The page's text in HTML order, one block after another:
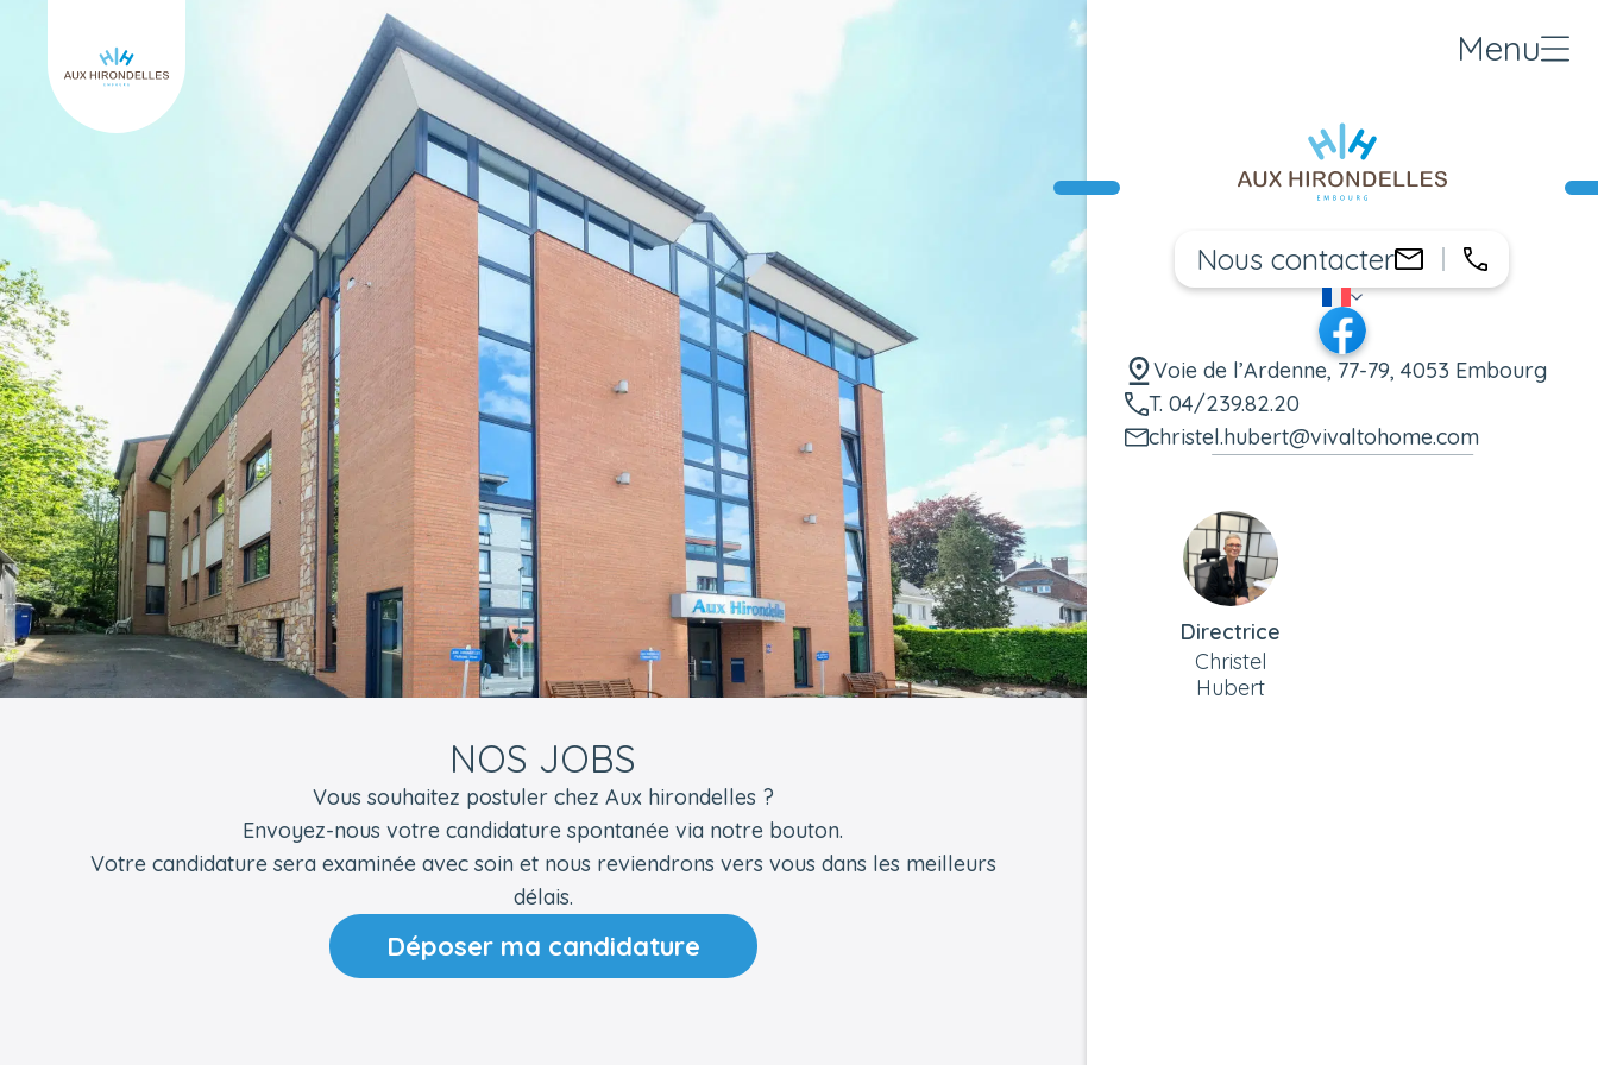
Retourner à l'accueil de Aux hirondelles
Menu
NOS JOBS
Vous souhaitez postuler chez Aux hirondelles ?
Envoyez-nous votre candidature spontanée via notre bouton.
Votre candidature sera examinée avec soin et nous reviendrons vers vous dans les meilleurs
délais.
Déposer ma candidature
Nous contacter
04/
FR Changer de langue
Facebook
Voie de l’Ardenne, 77-79, 4053 Embourg
T. 04/239.82.20
christel.hubert@vivaltohome.com
Directrice
Christel
Hubert